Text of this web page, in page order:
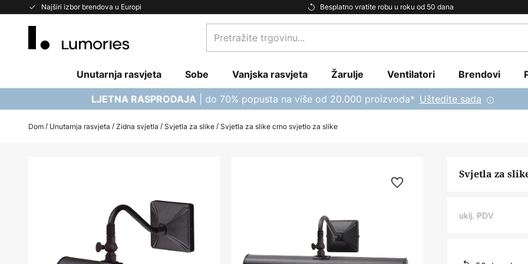
Najširi izbor brendova u Europi Besplatno vratite robu u roku od 50 dana
Skip
Pretražite
trgovinu...
Unutarnja rasvjeta Sobe Vanjska rasvjeta Žarulje Ventilatori Brendovi
LJETNA RASPRODAJA | do 70% popusta na više od 20.000 proizvoda* Uštedite sada
Dom Unutarnja rasvjeta Zidna svjetla Svjetla za slike Svjetla za slike crno svjetlo za slike
Svjetla za
uklj. PDV